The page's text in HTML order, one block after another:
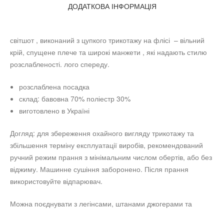
ДОДАТКОВА ІНФОРМАЦІЯ
світшот , виконаний з цупкого трикотажу на флісі – вільний
крій, спущене плече та широкі манжети , які надають стилю
розслабленості. лого спереду.
розслаблена посадка
склад: бавовна 70% поліестр 30%
виготовлено в Україні
Догляд: для збереження охайного вигляду трикотажу та
збільшення терміну експлуатації виробів, рекомендований
ручний режим прання з мінімальним числом обертів, або без
віджиму. Машинне сушіння заборонено. Після прання
використовуйте відпарювач.
Можна поєднувати з легінсами, штанами джогерами та